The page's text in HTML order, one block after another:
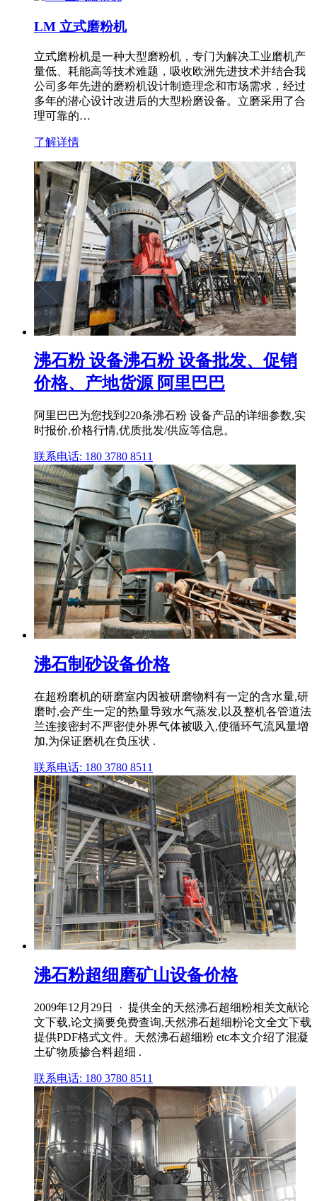
LM 立式磨粉机
立式磨粉机是一种大型磨粉机，专门为解决工业磨机产
量低、耗能高等技术难题，吸收欧洲先进技术并结合我
公司多年先进的磨粉机设计制造理念和市场需求，经过
多年的潜心设计改进后的大型粉磨设备。立磨采用了合
理可靠的…
了解详情
沸石粉 设备沸石粉 设备批发、促销
价格、产地货源 阿里巴巴
阿里巴巴为您找到220条沸石粉 设备产品的详细参数,实
时报价,价格行情,优质批发/供应等信息。
联系电话: 180 3780 8511
沸石制砂设备价格
在超粉磨机的研磨室内因被研磨物料有一定的含水量,研
磨时,会产生一定的热量导致水气蒸发,以及整机各管道法
兰连接密封不严密使外界气体被吸入,使循环气流风量增
加,为保证磨机在负压状 .
联系电话: 180 3780 8511
沸石粉超细磨矿山设备价格
2009年12月29日 · 提供全的天然沸石超细粉相关文献论
文下载,论文摘要免费查询,天然沸石超细粉论文全文下载
提供PDF格式文件。天然沸石超细粉 etc本文介绍了混凝
土矿物质掺合料超细 .
联系电话: 180 3780 8511